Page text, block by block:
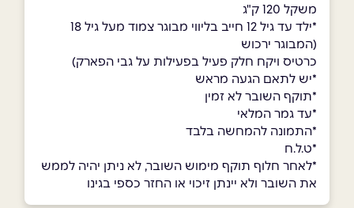
משקל 120 ק"ג
*ילד עד גיל 12 חייב בליווי מבוגר צמוד מעל גיל 18
(המבוגר ירכוש
כרטיס ויקח חלק פעיל בפעילות על גבי הפארק)
*יש לתאם הגעה מראש
*תוקף השובר לא זמין
*עד גמר המלאי
*התמונה להמחשה בלבד
*ט.ל.ח
*לאחר חלוף תוקף מימוש השובר, לא ניתן יהיה לממש
את השובר ולא יינתן זיכוי או החזר כספי בגינו